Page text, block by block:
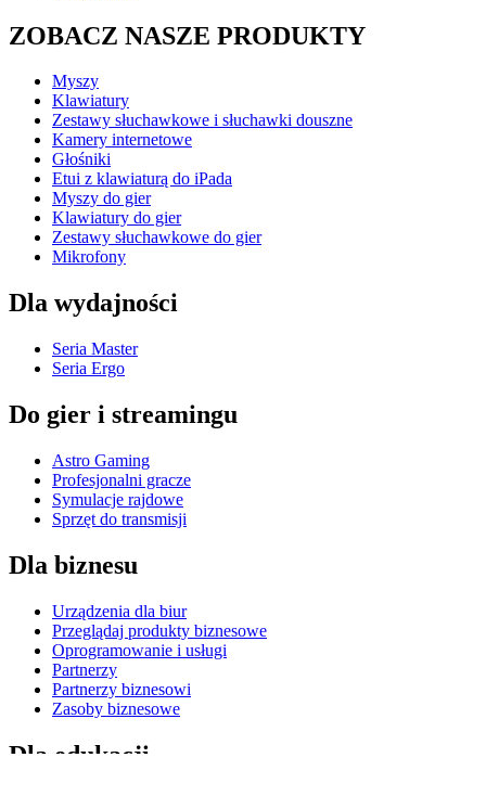
ZOBACZ NASZE PRODUKTY
Myszy
Klawiatury
Zestawy słuchawkowe i słuchawki douszne
Kamery internetowe
Głośniki
Etui z klawiaturą do iPada
Myszy do gier
Klawiatury do gier
Zestawy słuchawkowe do gier
Mikrofony
Dla wydajności
Seria Master
Seria Ergo
Do gier i streamingu
Astro Gaming
Profesjonalni gracze
Symulacje rajdowe
Sprzęt do transmisji
Dla biznesu
Urządzenia dla biur
Przeglądaj produkty biznesowe
Oprogramowanie i usługi
Partnerzy
Partnerzy biznesowi
Zasoby biznesowe
Dla edukacji